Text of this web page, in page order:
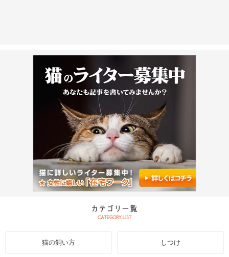
猫の飼い方 しつけ